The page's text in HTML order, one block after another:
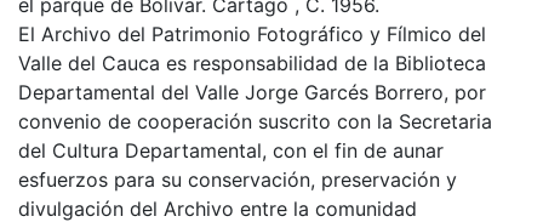
El Archivo del Patrimonio Fotográfico y Fílmico del
Valle del Cauca es responsabilidad de la Biblioteca
Departamental del Valle Jorge Garcés Borrero, por
convenio de cooperación suscrito con la Secretaria
del Cultura Departamental, con el fin de aunar
esfuerzos para su conservación, preservación y
divulgación del Archivo entre la comunidad